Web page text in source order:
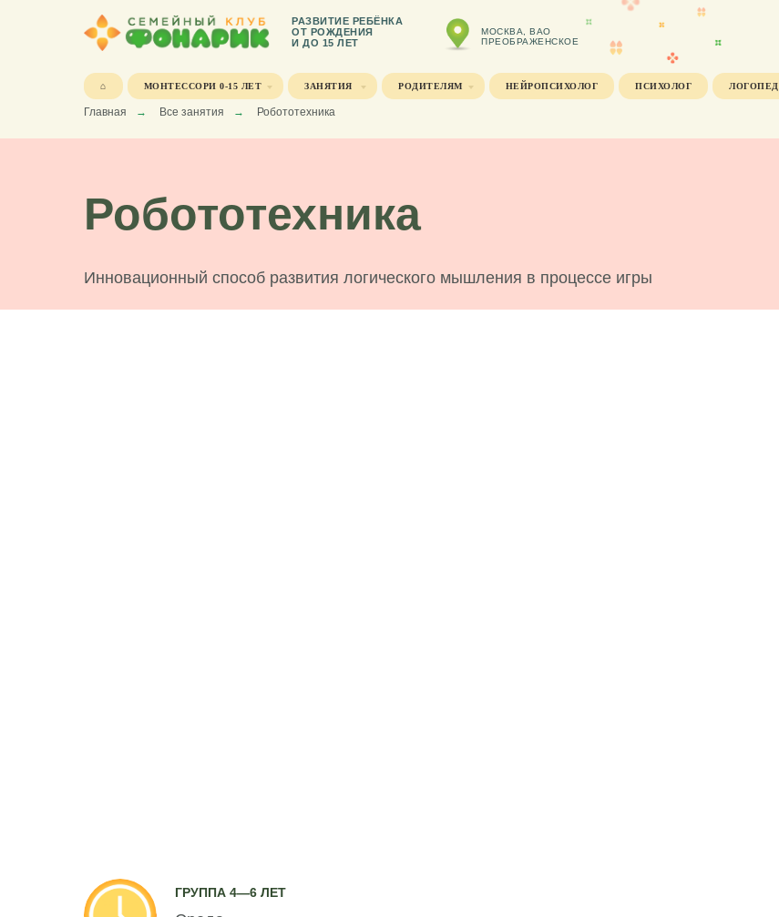
МОСКВА, ВАО
ПРЕОБРАЖЕНСКОЕ
РАЗВИТИЕ РЕБЁНКА
ОТ РОЖДЕНИЯ
И ДО 15 ЛЕТ
⌂ МОНТЕССОРИ 0-15 ЛЕТ ЗАНЯТИЯ РОДИТЕЛЯМ НЕЙРОПСИХОЛОГ ПСИХОЛОГ ЛОГОПЕД
Главная → Все занятия → Робототехника
Робототехника
Инновационный способ развития логического мышления в процессе игры
ГРУППА 4—6 ЛЕТ